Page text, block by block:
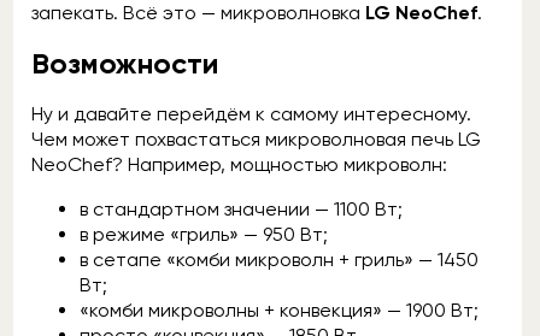
запекать. Всё это — микроволновка LG NeoChef.
Возможности
Ну и давайте перейдём к самому интересному.
Чем может похвастаться микроволновая печь LG
NeoChef? Например, мощностью микроволн:
в стандартном значении — 1100 Вт;
в режиме «гриль» — 950 Вт;
в сетапе «комби микроволн + гриль» — 1450
Вт;
«комби микроволны + конвекция» — 1900 Вт;